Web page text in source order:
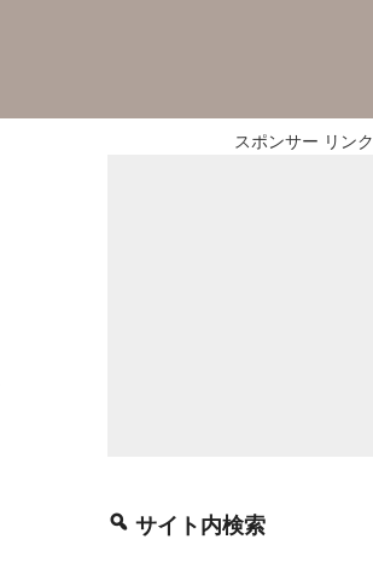
スポンサー リンク
サイト内検索